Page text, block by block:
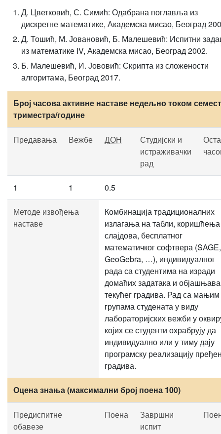
Д. Цветковић, С. Симић: Одабрана поглавља из
дискретне математике, Академска мисао, Београд
Д. Тошић, М. Јовановић, Б. Малешевић: Испитни
из математике IV, Академска мисао, Београд 2002.
Б. Малешевић, И. Јововић: Скрипта из сложености
алгоритама, Београд 2017.
Број часова активне наставе недељно током
триместра/године
Предавања Вежбе ДОН
Студијски и
истраживачки
рад
1 1 0.5
Методе извођења
наставе
Комбинација традиционалних
излагања на табли, коришћења
слајдова, бесплатног
математичког софтвера (SAGE,
GeoGebra, …), индивидуалног
рада са студентима на изради
домаћих задатака и
текућег градива. Рад са мањим
групама студената у виду
лабораторијских вежби у
којих се студенти охрабрују да
индивидуално или у тиму дају
програмску реализацију
градива.
Оцена знања (максимални број поена 100)
Предиспитне
обавезе
Поена
Завршни
испит